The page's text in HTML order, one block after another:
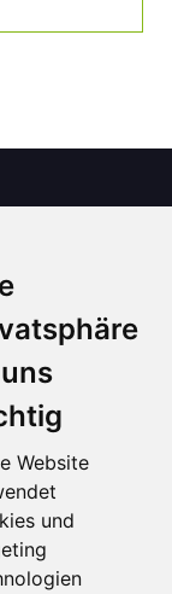
Website
und